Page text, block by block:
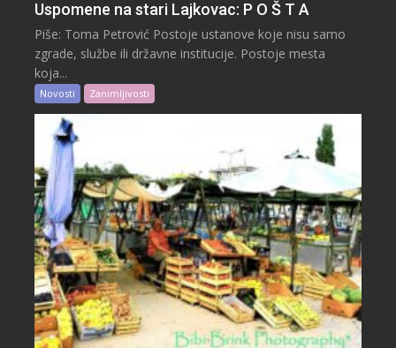
Uspomene na stari Lajkovac: P O Š T A
Piše: Toma Petrović Postoje ustanove koje nisu samo
zgrade, službe ili državne institucije. Postoje mesta
koja...
Novosti Zanimljivosti